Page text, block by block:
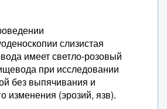
слизистая
имеет светло-розовый
при исследовании
без выпячивания и
изменения (эрозий, язв).